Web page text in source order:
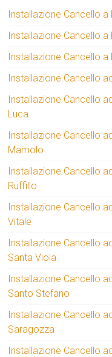
Installazione Cancello
Installazione Cancello
Installazione Cancello
Installazione Cancello
Installazione Cancello
Luca
Installazione Cancello
Mamolo
Installazione Cancello
Ruffillo
Installazione Cancello
Vitale
Installazione Cancello
Santa Viola
Installazione Cancello
Santo Stefano
Installazione Cancello
Saragozza
Installazione Cancello